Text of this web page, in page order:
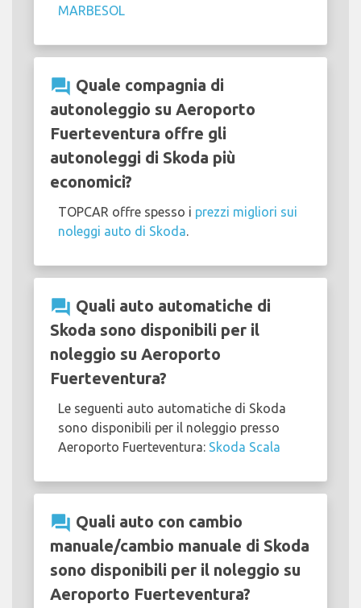
MARBESOL
question_answer Quale compagnia di
autonoleggio su Aeroporto
Fuerteventura offre gli
autonoleggi di Skoda più
economici?
TOPCAR offre spesso i prezzi migliori sui
noleggi auto di Skoda.
question_answer Quali auto automatiche di
Skoda sono disponibili per il
noleggio su Aeroporto
Fuerteventura?
Le seguenti auto automatiche di Skoda
sono disponibili per il noleggio presso
Aeroporto Fuerteventura: Skoda Scala
question_answer Quali auto con cambio
manuale/cambio manuale di Skoda
sono disponibili per il noleggio su
Aeroporto Fuerteventura?